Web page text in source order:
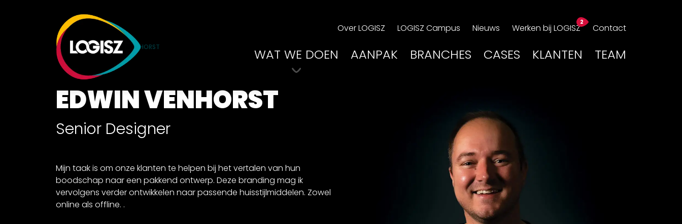
Over LOGISZ LOGISZ Campus Nieuws Werken bij LOGISZ Contact
WAT WE DOEN AANPAK BRANCHES CASES KLANTEN TEAM
HOME TEAM EDWIN VENHORST
EDWIN VENHORST
Senior Designer
Mijn taak is om onze klanten te helpen bij het vertalen van hun
boodschap naar een pakkend ontwerp. Deze branding mag ik
vervolgens verder ontwikkelen naar passende huisstijlmiddelen. Zowel
online als offline. .